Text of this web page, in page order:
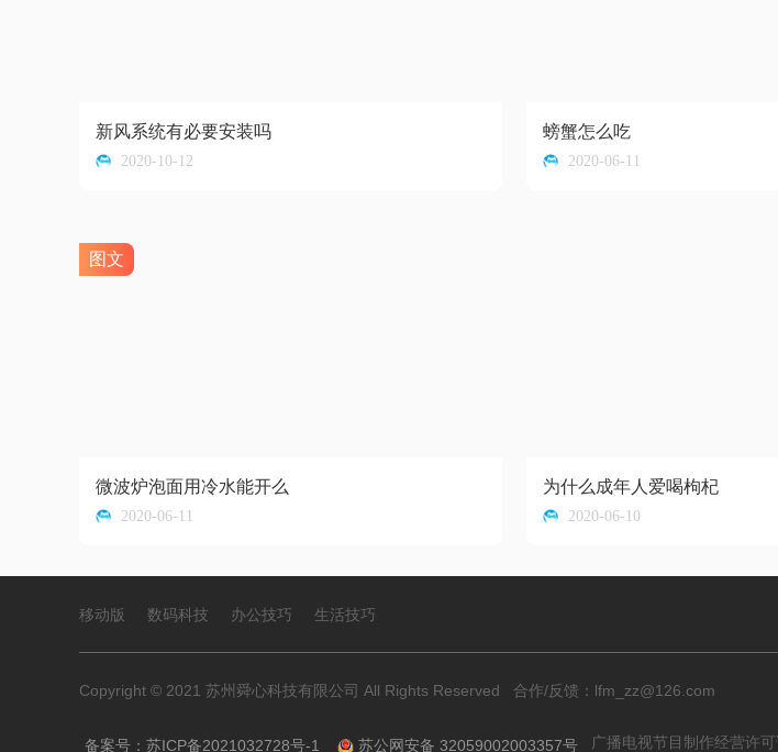
新风系统有必要安装吗
2020-10-12
螃蟹怎么吃
2020-06-11
图文
微波炉泡面用冷水能开么
2020-06-11
为什么成年人爱喝枸杞
2020-06-10
移动版 数码科技 办公技巧 生活技巧
Copyright © 2021 苏州舜心科技有限公司 All Rights Reserved 合作/反馈： lfm_zz@126.com
备案号： 苏ICP备2021032728号-1 苏公网安备 32059002003357号 广播电视节目制作经营许